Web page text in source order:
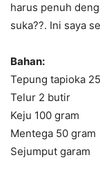
harus penuh
suka??. Ini saya
Bahan:
Tepung tapioka
Telur 2 butir
Keju 100 gram
Mentega 50 gram
Sejumput garam